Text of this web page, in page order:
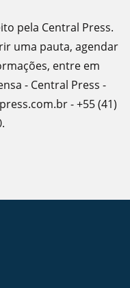
pela Central Press.
uma pauta, agendar
entre em
- Central Press -
- +55 (41)